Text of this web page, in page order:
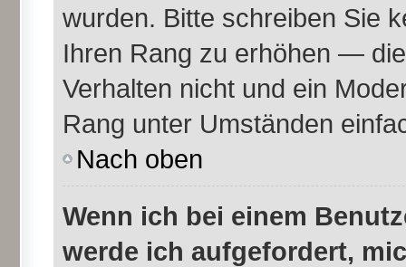
wurden. Bitte schreiben Sie
Ihren Rang zu erhöhen —
Verhalten nicht und ein
Rang unter Umständen
Nach oben
Wenn ich bei einem
werde ich aufgefordert,